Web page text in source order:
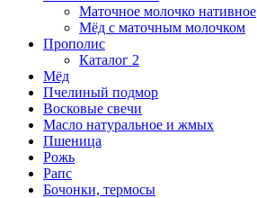
Маточное молочко нативное
Мёд с маточным молочком
Прополис
Каталог 2
Мёд
Пчелиный подмор
Восковые свечи
Масло натуральное и жмых
Пшеница
Рожь
Рапс
Бочонки, термосы